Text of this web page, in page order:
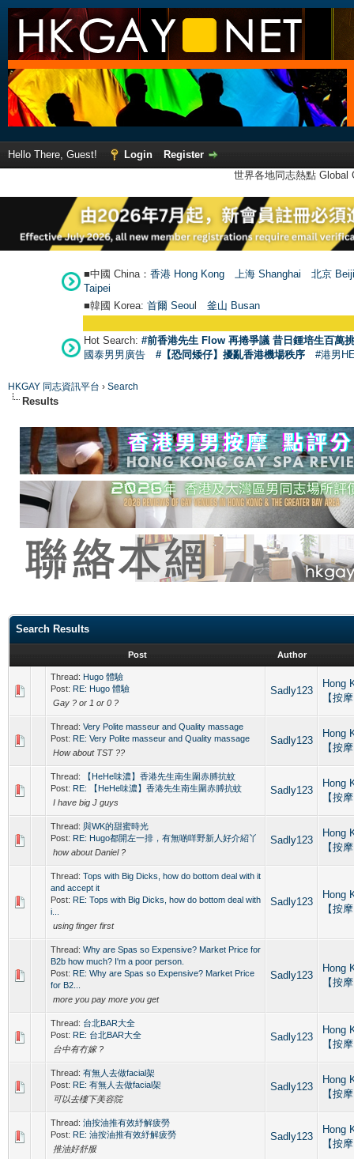
Hello There, Guest! Login
Register
世界各地同志熱點
■中國 China： 香港 Hong Kong 上海 Shanghai
北京
Taipei
■韓國 Korea: 首爾 Seoul 釜山 Busan
Hot Search: #前香港先生 Flow 再捲爭議 昔日鍾培生百萬
國泰男男廣告
#【恐同矮仔】擾亂香港機場秩序 #港男
HKGAY 同志資訊平台 › Search
Results
Search Results
Post Author
Thread: Hugo 體驗
Post: RE: Hugo 體驗
Gay ? or 1 or 0 ?
Sadly123
Hong
【按
Thread: Very Polite masseur and Quality massage
Post: RE: Very Polite masseur and Quality massage
How about TST ??
Sadly123
Hong
【按
Thread:
【HeHe味濃】香港先生南生圍赤膊抗蚊
Post: RE: 【HeHe味濃】香港先生南生圍赤膊抗蚊
I have big J guys
Sadly123
Hong
【按
Thread: 與WK的甜蜜時光
Post: RE: Hugo都開左一排，有無啲咩野新人好介紹丫
how about Daniel ?
Sadly123
Hong
【按
Thread: Tops with Big Dicks, how do bottom deal with it
and accept it
Post: RE: Tops with Big Dicks, how do bottom deal with
i...
using finger first
Sadly123
Hong
【按
Thread: Why are Spas so Expensive? Market Price for
B2b how much? I'm a poor person.
Post: RE: Why are Spas so Expensive? Market Price
for B2...
more you pay more you get
Sadly123
Hong
【按
Thread: 台北BAR大全
Post: RE: 台北BAR大全
台中有冇嫁 ?
Sadly123
Hong
【按
Thread: 有無人去做facial架
Post: RE: 有無人去做facial架
可以去樓下美容院
Sadly123
Hong
【按
Thread: 油按油推有效紓解疲勞
Post: RE: 油按油推有效紓解疲勞
推油好舒服
Sadly123
Hong
【按